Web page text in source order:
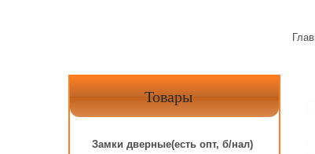
Товары
Замки дверные(есть опт, б/нал)